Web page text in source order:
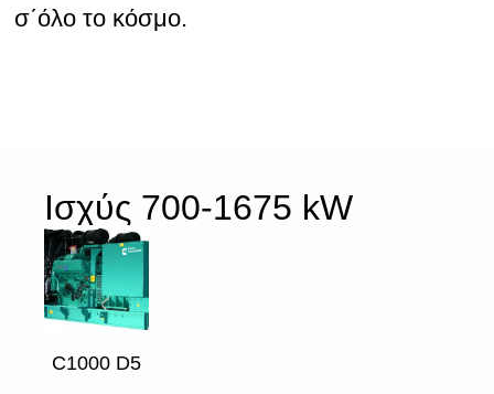
σ΄όλο το κόσμο.
Iσχύς 700-1675 kW
C1000 D5